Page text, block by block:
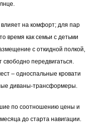
влияет на комфорт; для пар
время как семьи с детьми
с откидной полкой,
передвигаться.
– односпальные кровати
диваны-трансформеры.
по соотношению цены и
до старта навигации.